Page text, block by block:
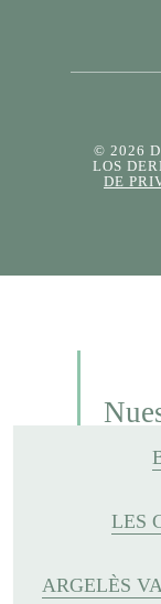
© 2026
LOS
DE
LES
ARGELÈS